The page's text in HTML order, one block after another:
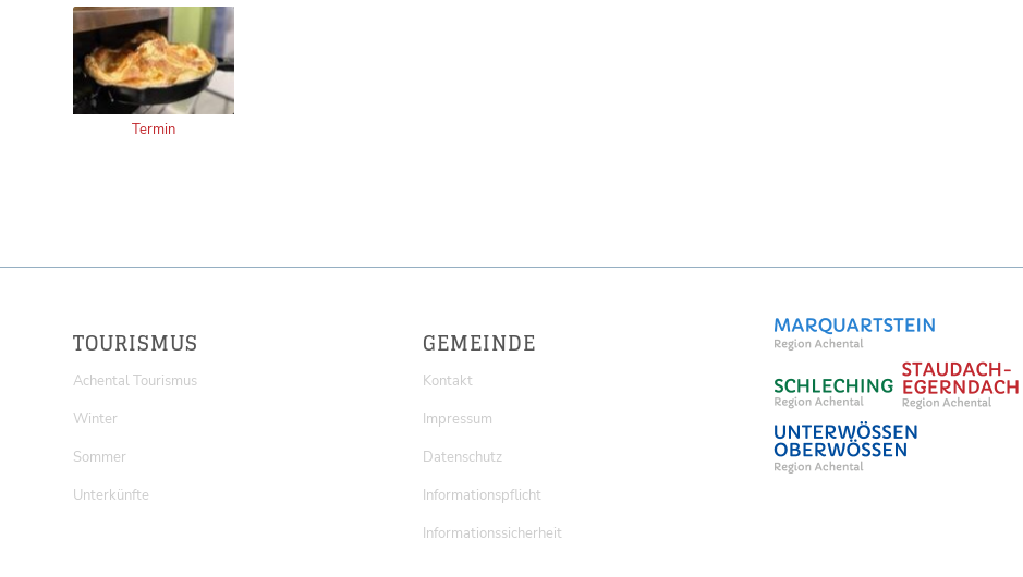
Termin
TOURISMUS
Achental Tourismus
Winter
Sommer
Unterkünfte
GEMEINDE
Kontakt
Impressum
Datenschutz
Informationspflicht
Informationssicherheit